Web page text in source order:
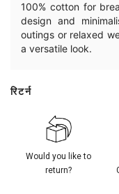
100% cotton for
design and
outings or relaxed
a versatile look.
रिटर्न
Would you like to
return?